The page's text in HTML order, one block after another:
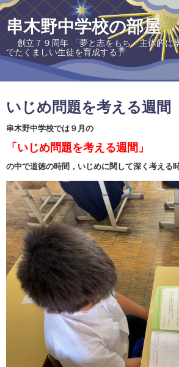
串木野中学校の部屋
創立７９周年 「夢と志をもち 主体的に
でたくましい生徒を育成する」
いじめ問題を考える週
串木野中学校では９月の
「いじめ問題を考える週間」
の中で道徳の時間，いじめに関して深く考える